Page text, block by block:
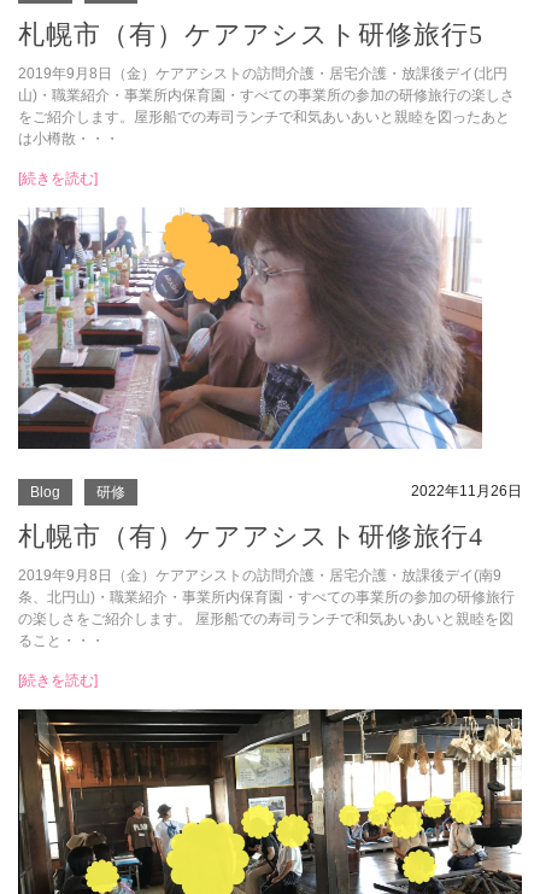
札幌市（有）ケアアシスト研修旅行5
2019年9月8日（金）ケアアシストの訪問介護・居宅介護・放課後デイ(北円
山)・職業紹介・事業所内保育園・すべての事業所の参加の研修旅行の楽しさ
をご紹介します。屋形船での寿司ランチで和気あいあいと親睦を図ったあと
は小樽散・・・
[続きを読む]
Blog 研修 2022年11月26日
札幌市（有）ケアアシスト研修旅行4
2019年9月8日（金）ケアアシストの訪問介護・居宅介護・放課後デイ(南9
条、北円山)・職業紹介・事業所内保育園・すべての事業所の参加の研修旅行
の楽しさをご紹介します。 屋形船での寿司ランチで和気あいあいと親睦を図
ること・・・
[続きを読む]